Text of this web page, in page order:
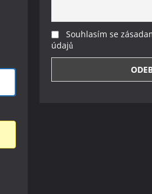
Souhlasím se
údajů